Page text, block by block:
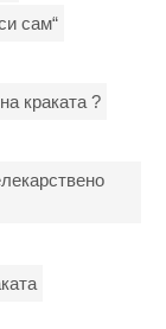
сам“
краката ?